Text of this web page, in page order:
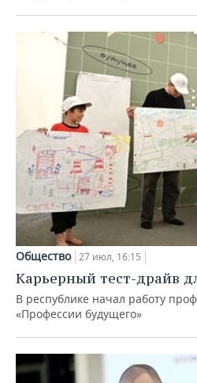
Общество 27 июл, 16:15
Карьерный тест-драйв
В республике начал работу
«Профессии будущего»